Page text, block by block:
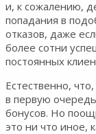
и, к сожалению,
попадания в
отказов, даже
более сотни
постоянных
Естественно,
в первую
бонусов. Но
это ни что иное,